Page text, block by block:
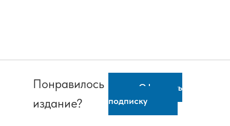
Понравилось
издание?
Оформить
подписку